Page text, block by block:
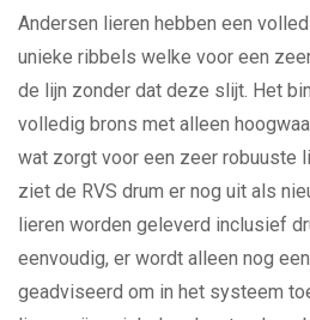
Andersen lieren hebben een
unieke ribbels welke voor een
de lijn zonder dat deze slijt. Het
volledig brons met alleen
wat zorgt voor een zeer robuuste
ziet de RVS drum er nog uit als
lieren worden geleverd inclusief
eenvoudig, er wordt alleen nog
geadviseerd om in het systeem